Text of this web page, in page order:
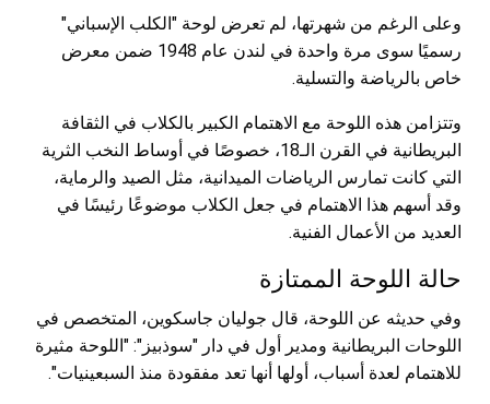
وعلى الرغم من شهرتها، لم تعرض لوحة "الكلب الإسباني"
رسميًا سوى مرة واحدة في لندن عام 1948 ضمن معرض
خاص بالرياضة والتسلية.
وتتزامن هذه اللوحة مع الاهتمام الكبير بالكلاب في الثقافة
البريطانية في القرن الـ18، خصوصًا في أوساط النخب الثرية
التي كانت تمارس الرياضات الميدانية، مثل الصيد والرماية،
وقد أسهم هذا الاهتمام في جعل الكلاب موضوعًا رئيسًا في
العديد من الأعمال الفنية.
حالة اللوحة الممتازة
وفي حديثه عن اللوحة، قال جوليان جاسكوين، المتخصص في
اللوحات البريطانية ومدير أول في دار "سوذبيز": "اللوحة مثيرة
للاهتمام لعدة أسباب، أولها أنها تعد مفقودة منذ السبعينيات".